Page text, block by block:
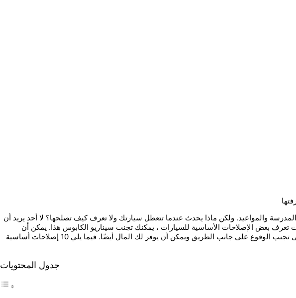
والمواعيد. ولكن ماذا يحدث عندما تتعطل سيارتك ولا تعرف كيف تصلحها؟ لا أحد يريد أن
تعرف بعض الإصلاحات الأساسية للسيارات ، يمكنك تجنب سيناريو الكابوس هذا. يمكن أن
يساعدك تعلم إصلاحات السيارة الأساسية على تجنب الوقوع على جانب الطريق ويمكن أن يوفر لك المال أيضًا. فيما يلي 10 إصلاحات أساسية
جدول المحتويات